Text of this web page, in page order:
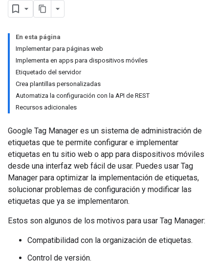
En esta página
Implementar para páginas web
Implementa en apps para dispositivos móviles
Etiquetado del servidor
Crea plantillas personalizadas
Automatiza la configuración con la API de REST
Recursos adicionales
Google Tag Manager es un sistema de administración de
etiquetas que te permite configurar e implementar
etiquetas en tu sitio web o app para dispositivos móviles
desde una interfaz web fácil de usar. Puedes usar Tag
Manager para optimizar la implementación de etiquetas,
solucionar problemas de configuración y modificar las
etiquetas que ya se implementaron.
Estos son algunos de los motivos para usar Tag Manager:
Compatibilidad con la organización de etiquetas.
Control de versión.